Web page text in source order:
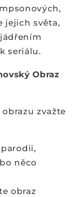
jejich světa,
seriálu.
Obraz
zvažte
něco
obraz